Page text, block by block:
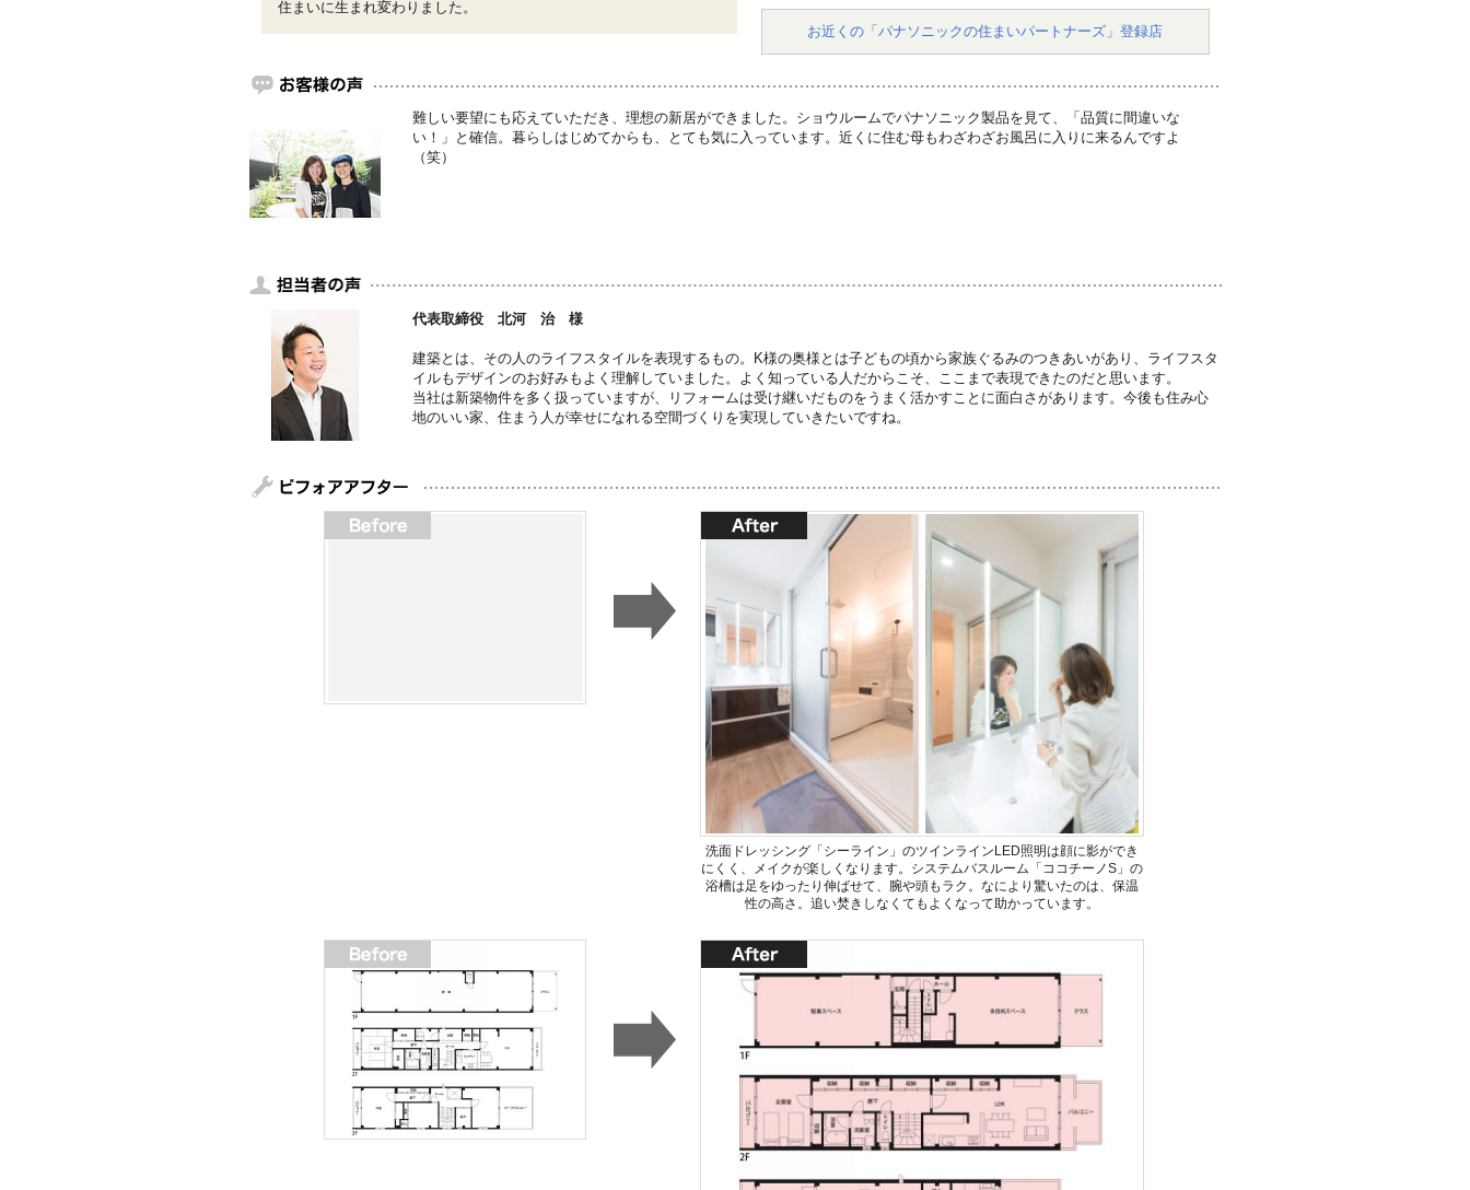
お近くの「パナソニックの住まいパートナーズ」登録店
住まいに生まれ変わりました。
難しい要望にも応えていただき、理想の新居ができました。ショウルームでパナソニック製品を見て、「品質に間違いな
い！」と確信。暮らしはじめてからも、とても気に入っています。近くに住む母もわざわざお風呂に入りに来るんですよ
（笑）
代表取締役 北河 治 様
建築とは、その人のライフスタイルを表現するもの。K様の奥様とは子どもの頃から家族ぐるみのつきあいがあり、ライフスタ
イルもデザインのお好みもよく理解していました。よく知っている人だからこそ、ここまで表現できたのだと思います。
当社は新築物件を多く扱っていますが、リフォームは受け継いだものをうまく活かすことに面白さがあります。今後も住み心
地のいい家、住まう人が幸せになれる空間づくりを実現していきたいですね。
洗面ドレッシング「シーライン」のツインラインLED照明は顔に影ができ
にくく、メイクが楽しくなります。システムバスルーム「ココチーノS」の
浴槽は足をゆったり伸ばせて、腕や頭もラク。なにより驚いたのは、保温
性の高さ。追い焚きしなくてもよくなって助かっています。